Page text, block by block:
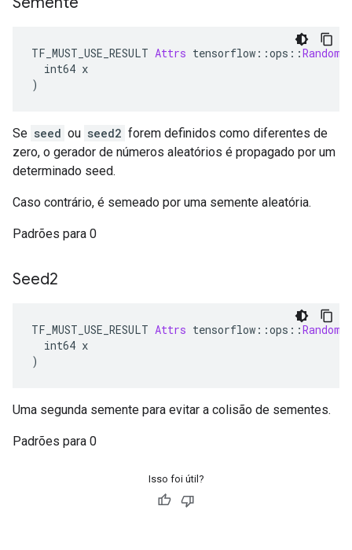
TF_MUST_USE_RESULT Attrs tensorflow ::ops ::
int64 x
)
Se seed ou seed2 forem definidos como diferentes de
zero, o gerador de números aleatórios é propagado por um
determinado seed.
Caso contrário, é semeado por uma semente aleatória.
Padrões para 0
Seed2
TF_MUST_USE_RESULT Attrs tensorflow ::ops ::
int64 x
)
Uma segunda semente para evitar a colisão de sementes.
Padrões para 0
Isso foi útil?